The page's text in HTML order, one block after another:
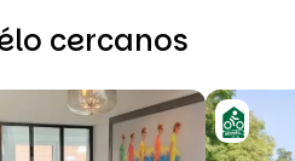
cercanos